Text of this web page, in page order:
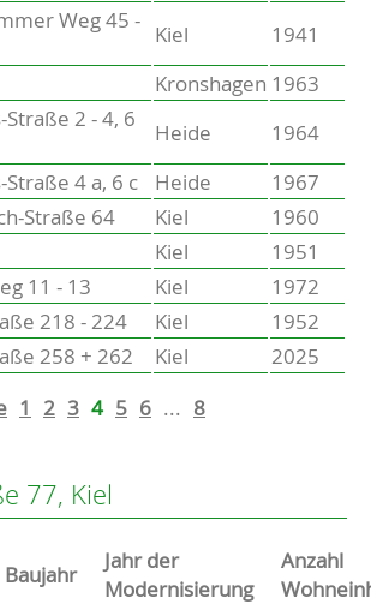
Weg 45 -
Kiel
1941
Kronshagen 1963
2 - 4, 6
Heide
1964
4 a, 6 c
Heide
1967
Straße 64
Kiel
1960
Kiel
1951
11 - 13
Kiel
1972
218 - 224
Kiel
1952
258 + 262
Kiel
2025
1 2 3 4 5 6 ... 8
77, Kiel
Baujahr
Jahr der
Modernisierung
Anzahl